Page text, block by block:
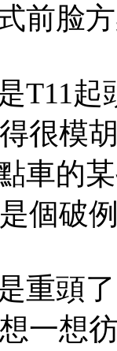
前脸
T11
很模
車的
個破
重頭
一想